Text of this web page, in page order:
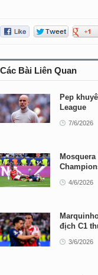
Các Bài Liên Quan
Pep
League
7/6/2026
4/6/2026
địch C1
3/6/2026